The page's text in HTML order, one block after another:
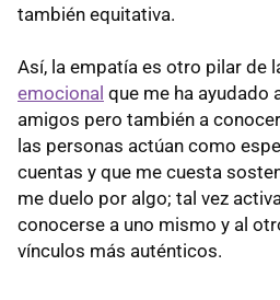
también equitativa.
Así, la empatía es otro pilar de
emocional que me ha ayudado
amigos pero también a
las personas actúan como
cuentas y que me cuesta
me duelo por algo; tal vez
conocerse a uno mismo y al
vínculos más auténticos.